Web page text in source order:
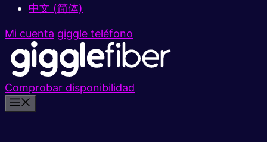
中文 (简体)
Mi cuenta giggle teléfono
Comprobar disponibilidad